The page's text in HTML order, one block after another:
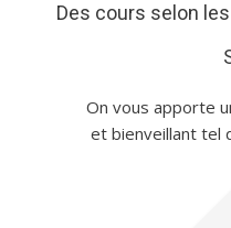
Des cours selon
On vous apporte
et bienveillant tel